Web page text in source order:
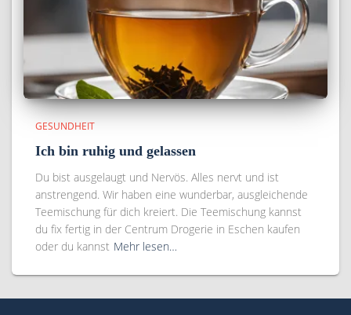
GESUNDHEIT
Ich bin ruhig und gelassen
Du bist ausgelaugt und Nervös. Alles nervt und ist
anstrengend. Wir haben eine wunderbar, ausgleichende
Teemischung für dich kreiert. Die Teemischung kannst
du fix fertig in der Centrum Drogerie in Eschen kaufen
oder du kannst Mehr lesen…